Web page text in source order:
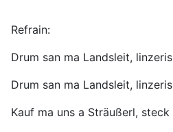
Refrain:
Drum san ma Landsleit,
Drum san ma Landsleit,
Kauf ma uns a Sträußerl,